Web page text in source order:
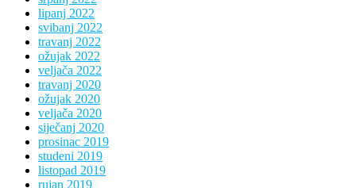
lipanj 2022
svibanj 2022
travanj 2022
ožujak 2022
veljača 2022
travanj 2020
ožujak 2020
veljača 2020
siječanj 2020
prosinac 2019
studeni 2019
listopad 2019
rujan 2019